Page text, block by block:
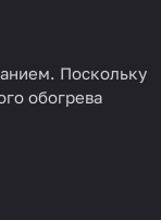
Поскольку
обогрева